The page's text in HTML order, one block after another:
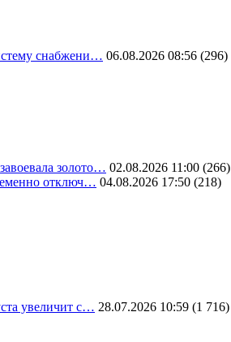
снабжени… 06.08.2026 08:56 (296)
золото… 02.08.2026 11:00 (266)
отключ… 04.08.2026 17:50 (218)
увеличит с… 28.07.2026 10:59 (1 716)